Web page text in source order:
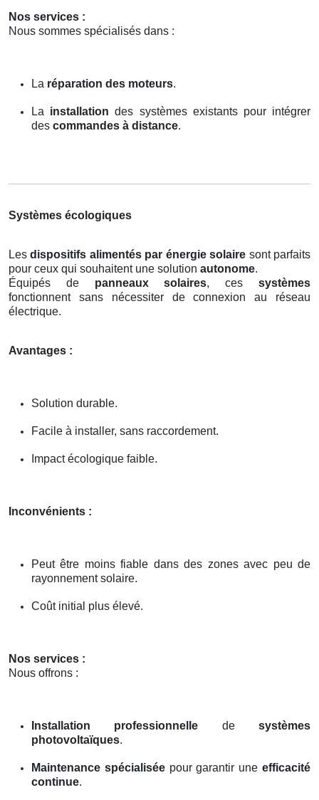
Nos services :
Nous sommes spécialisés dans :
La réparation des moteurs.
La installation des systèmes existants pour intégrer
des commandes à distance.
Systèmes écologiques
Lesdispositifs alimentés par énergie solaire sont parfaits
pour ceux qui souhaitent une solution autonome.
Équipés de panneaux solaires, cessystèmes
fonctionnent sans nécessiter de connexion au réseau
électrique.
Avantages :
Solution durable.
Facile à installer, sans raccordement.
Impact écologique faible.
Inconvénients :
Peut être moins fiable dans des zones avec peu de
rayonnement solaire.
Coût initial plus élevé.
Nos services :
Nous offrons :
Installation professionnelle desystèmes
photovoltaïques.
Maintenance spécialiséepour garantir uneefficacité
continue.